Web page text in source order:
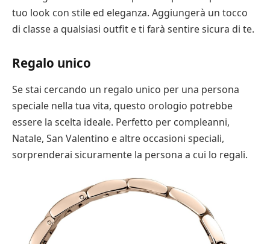
tuo look con stile ed eleganza. Aggiungerà un tocco
di classe a qualsiasi outfit e ti farà sentire sicura di te.
Regalo unico
Se stai cercando un regalo unico per una persona
speciale nella tua vita, questo orologio potrebbe
essere la scelta ideale. Perfetto per compleanni,
Natale, San Valentino e altre occasioni speciali,
sorprenderai sicuramente la persona a cui lo regali.